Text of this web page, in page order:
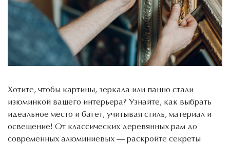
Хотите, чтобы картины, зеркала или панно стали
изюминкой вашего интерьера? Узнайте, как выбрать
идеальное место и багет, учитывая стиль, материал и
освещение! От классических деревянных рам до
современных алюминиевых — раскройте секреты